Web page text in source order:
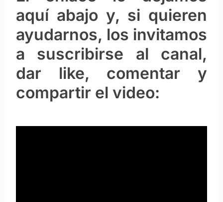
aquí abajo y, si quieren
ayudarnos, los invitamos
a suscribirse al canal,
dar like, comentar y
compartir el video: